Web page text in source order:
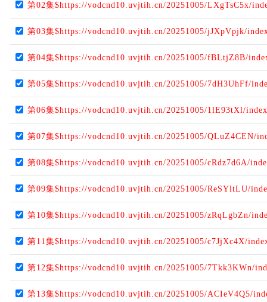
第02集$https://vodcnd10.uvjtih.cn/20251005/LXgTsC5x/
第03集$https://vodcnd10.uvjtih.cn/20251005/jJXpVpjk/
第04集$https://vodcnd10.uvjtih.cn/20251005/fBLtjZ8B/
第05集$https://vodcnd10.uvjtih.cn/20251005/7dH3UhFf/
第06集$https://vodcnd10.uvjtih.cn/20251005/1lE93tXl/
第07集$https://vodcnd10.uvjtih.cn/20251005/QLuZ4CEN/
第08集$https://vodcnd10.uvjtih.cn/20251005/cRdz7d6A/
第09集$https://vodcnd10.uvjtih.cn/20251005/ReSYltLU/
第10集$https://vodcnd10.uvjtih.cn/20251005/zRqLgbZn/
第11集$https://vodcnd10.uvjtih.cn/20251005/c7JjXc4X/
第12集$https://vodcnd10.uvjtih.cn/20251005/7Tkk3KWn/
第13集$https://vodcnd10.uvjtih.cn/20251005/ACIeV4Q5/